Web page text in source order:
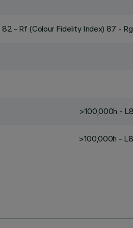
82 - Rf (Colour Fidelity Index) 87 -
>100,000h -
>100,000h -